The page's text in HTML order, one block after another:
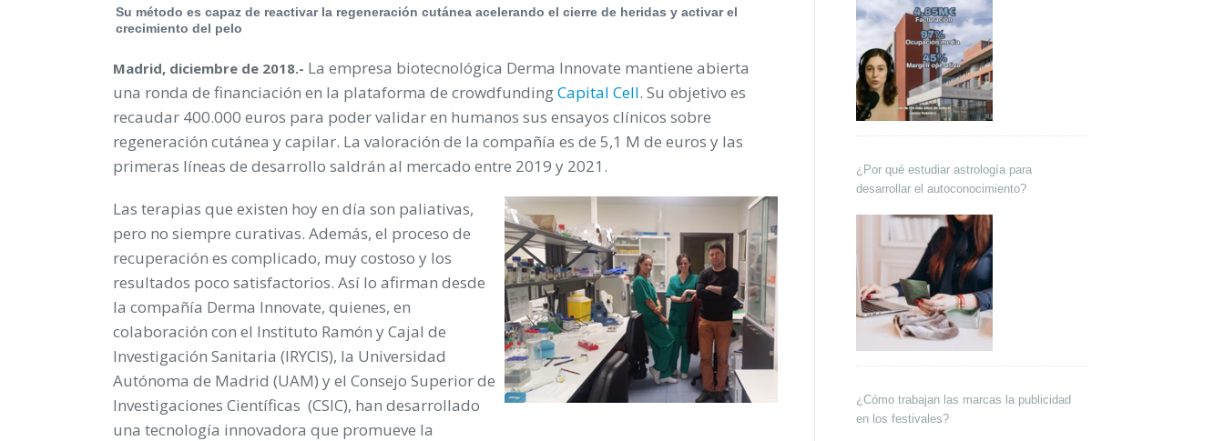
Su método es capaz de reactivar la regeneración cutánea acelerando el cierre de heridas y activar el
crecimiento del pelo
Madrid, diciembre de 2018.- La empresa biotecnológica Derma Innovate mantiene abierta
una ronda de financiación en la plataforma de crowdfundingCapital Cell. Su objetivo es
recaudar 400.000 euros para poder validar en humanos sus ensayos clínicos sobre
regeneración cutánea y capilar. La valoración de la compañía es de 5,1 M de euros y las
primeras líneas de desarrollo saldrán al mercado entre 2019 y 2021.
Las terapias que existen hoy en día son paliativas,
pero no siempre curativas. Además, el proceso de
recuperación es complicado, muy costoso y los
resultados poco satisfactorios. Así lo afirman desde
la compañía Derma Innovate, quienes, en
colaboración con el Instituto Ramón y Cajal de
Investigación Sanitaria (IRYCIS), la Universidad
Autónoma de Madrid (UAM) y el Consejo Superior de
Investigaciones Científicas (CSIC), han desarrollado
una tecnología innovadora que promueve la
¿Por qué estudiar astrología para
desarrollar el autoconocimiento?
¿Cómo trabajan las marcas la publicidad
en los festivales?